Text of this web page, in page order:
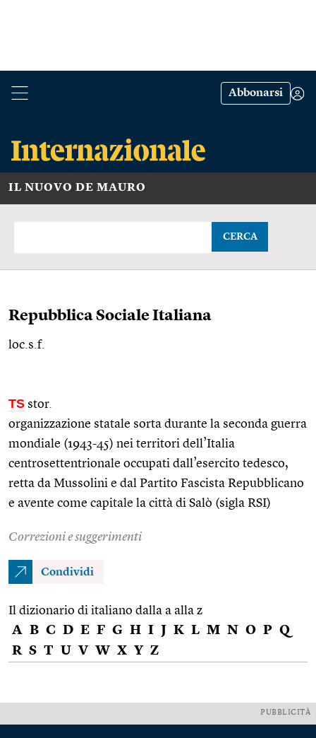
Abbonarsi
IL NUOVO DE MAURO
CERCA
Repubblica Sociale Italiana
loc.s.f.
TS stor.
organizzazione statale sorta durante la seconda guerra
mondiale (1943-45) nei territori dell’Italia
centrosettentrionale occupati dall’esercito tedesco,
retta da Mussolini e dal Partito Fascista Repubblicano
e avente come capitale la città di Salò (sigla RSI)
Correzioni e suggerimenti
Condividi
Il dizionario di italiano dalla a alla z
A B C D E F G H I J K L M N O P Q
R S T U V W X Y Z
PUBBLICITÀ